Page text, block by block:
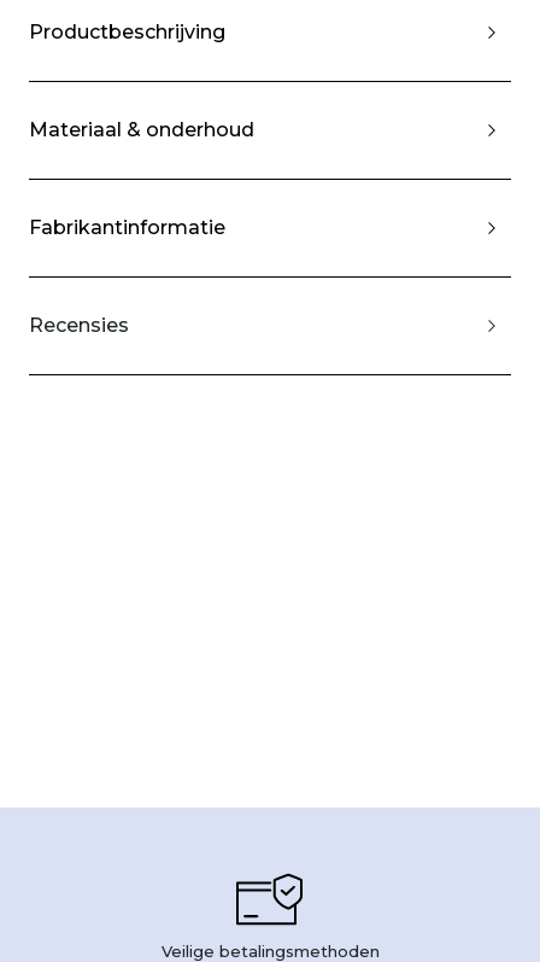
Productbeschrijving
Materiaal & onderhoud
Fabrikantinformatie
Recensies
Veilige betalingsmethoden